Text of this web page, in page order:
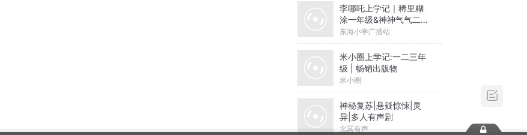
李哪吒上学记｜稀里糊
涂一年级&神神气气二年
级
东海小学广播站
米小圈上学记:一二三年
级 | 畅销出版物
米小圈
神秘复苏|悬疑惊悚|灵
异|多人有声剧
北冥有声